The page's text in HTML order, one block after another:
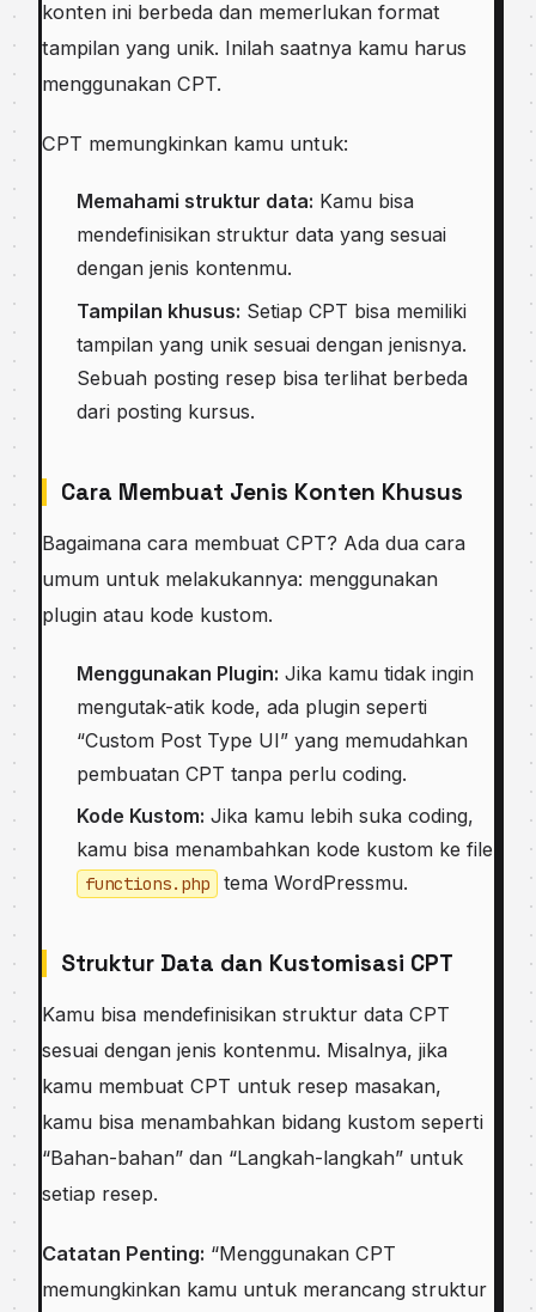
konten ini berbeda dan memerlukan format
tampilan yang unik. Inilah saatnya kamu harus
menggunakan CPT.
CPT memungkinkan kamu untuk:
Memahami struktur data: Kamu bisa
mendefinisikan struktur data yang sesuai
dengan jenis kontenmu.
Tampilan khusus: Setiap CPT bisa memiliki
tampilan yang unik sesuai dengan jenisnya.
Sebuah posting resep bisa terlihat berbeda
dari posting kursus.
Cara Membuat Jenis Konten Khusus
Bagaimana cara membuat CPT? Ada dua cara
umum untuk melakukannya: menggunakan
plugin atau kode kustom.
Menggunakan Plugin: Jika kamu tidak ingin
mengutak-atik kode, ada plugin seperti
“Custom Post Type UI” yang memudahkan
pembuatan CPT tanpa perlu coding.
Kode Kustom: Jika kamu lebih suka coding,
kamu bisa menambahkan kode kustom ke file
functions.php tema WordPressmu.
Struktur Data dan Kustomisasi CPT
Kamu bisa mendefinisikan struktur data CPT
sesuai dengan jenis kontenmu. Misalnya, jika
kamu membuat CPT untuk resep masakan,
kamu bisa menambahkan bidang kustom seperti
“Bahan-bahan” dan “Langkah-langkah” untuk
setiap resep.
Catatan Penting: “Menggunakan CPT
memungkinkan kamu untuk merancang struktur